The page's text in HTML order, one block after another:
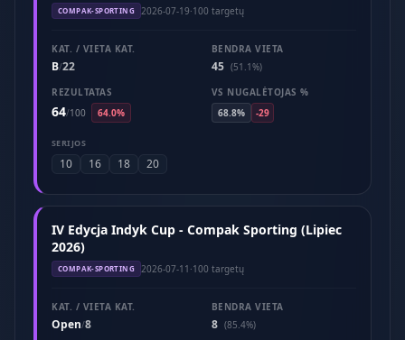
COMPAK-SPORTING 2026-07-19·100 targetų
KAT. / VIETA KAT.
B/22
BENDRA VIETA
45 (51.1%)
REZULTATAS
64/100 64.0%
VS NUGALĖTOJAS %
68.8%
-29
SERIJOS
10 16 18 20
IV Edycja Indyk Cup - Compak Sporting (Lipiec
2026)
COMPAK-SPORTING 2026-07-11 ·100 targetų
KAT. / VIETA KAT.
Open/8
BENDRA VIETA
8 (85.4%)